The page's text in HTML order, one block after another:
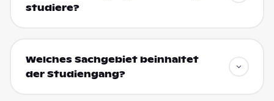
studiere?
Welches Sachgebiet beinhaltet
der Studiengang?